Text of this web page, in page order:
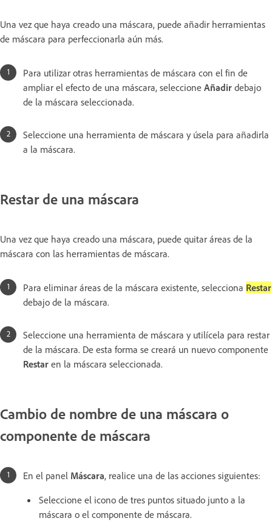
Una vez que haya creado una máscara, puede añadir herramientas
de máscara para perfeccionarla aún más.
Para utilizar otras herramientas de máscara con el fin de
ampliar el efecto de una máscara, seleccione Añadir debajo
de la máscara seleccionada.
Seleccione una herramienta de máscara y úsela para añadirla
a la máscara.
Restar de una máscara
Una vez que haya creado una máscara, puede quitar áreas de la
máscara con las herramientas de máscara.
Para eliminar áreas de la máscara existente, selecciona Restar
debajo de la máscara.
Seleccione una herramienta de máscara y utilícela para restar
de la máscara. De esta forma se creará un nuevo componente
Restar en la máscara seleccionada.
Cambio de nombre de una máscara o
componente de máscara
En el panel Máscara, realice una de las acciones siguientes:
Seleccione el icono de tres puntos situado junto a la
máscara o el componente de máscara.